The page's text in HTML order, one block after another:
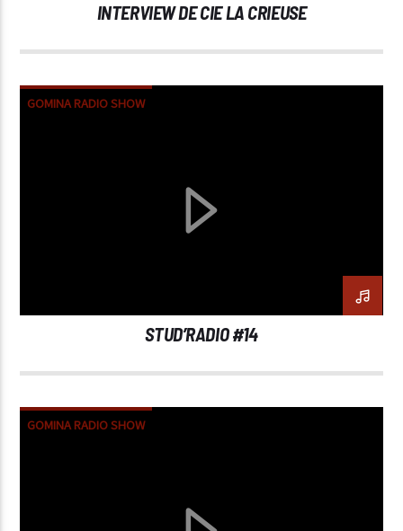
INTERVIEW DE CIE LA CRIEUSE
GOMINA RADIO SHOW
STUD’RADIO #14
GOMINA RADIO SHOW